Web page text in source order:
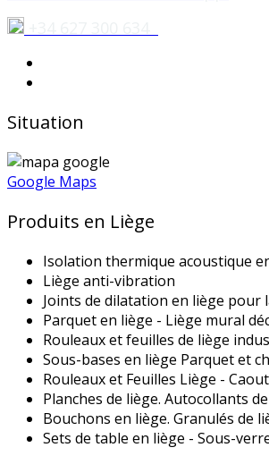
Situation
Google Maps
Produits en Liège
Isolation thermique acoustique
Liège anti-vibration
Joints de dilatation en liège pour
Parquet en liège - Liège mural
Rouleaux et feuilles de liège
Sous-bases en liège Parquet et
Rouleaux et Feuilles Liège -
Planches de liège. Autocollants
Bouchons en liège. Granulés de
Sets de table en liège - Sous-